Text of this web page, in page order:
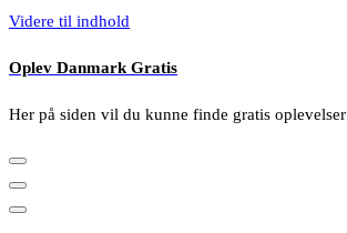
Videre til indhold
Oplev Danmark Gratis
Her på siden vil du kunne finde gratis oplevelser